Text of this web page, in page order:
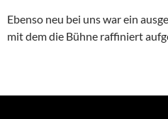
Ebenso neu bei uns war ein
mit dem die Bühne raffiniert